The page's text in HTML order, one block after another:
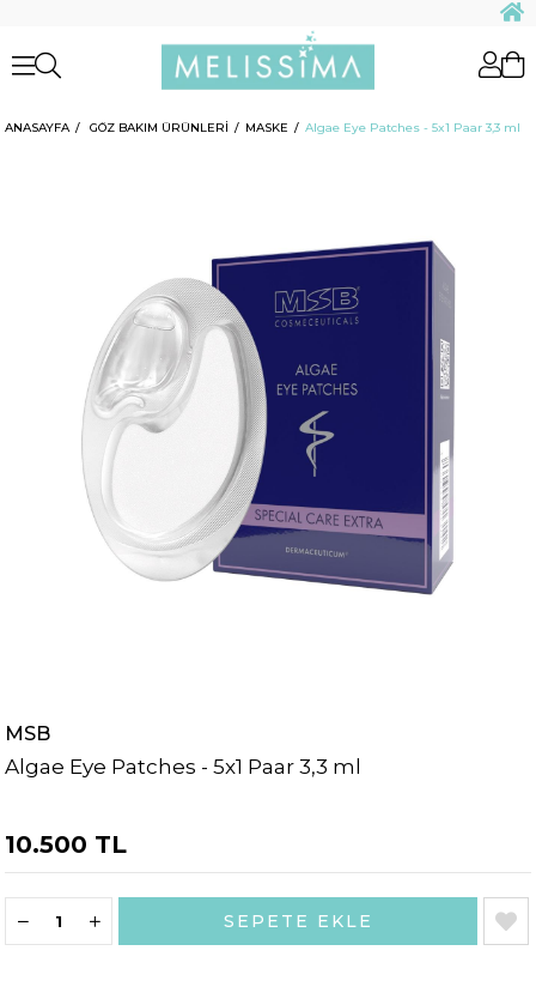
ANASAYFA GÖZ BAKIM ÜRÜNLERİ MASKE Algae Eye Patches - 5x1 Paar 3,3 ml
Algae Eye Patches - 5x1 Paar 3,3 ml
MSB
10.500 TL